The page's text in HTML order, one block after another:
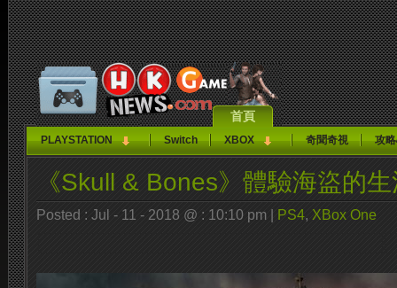
首頁
PLAYSTATION Switch XBOX 奇聞奇視 攻
《Skull & Bones》體驗海盜的
Posted : Jul - 11 - 2018 @ : 10:10 pm | PS4, XBox One